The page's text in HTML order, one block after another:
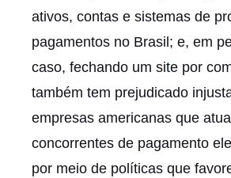
ativos, contas e sistemas de
pagamentos no Brasil; e, em
caso, fechando um site por
também tem prejudicado
empresas americanas que
concorrentes de pagamento
por meio de políticas que